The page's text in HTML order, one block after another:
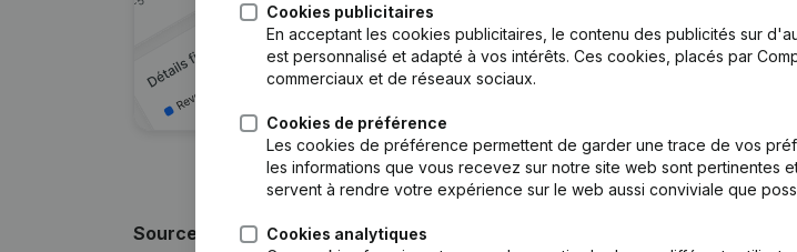
Essayer gratuitement
Sources
Cookies publicitaires
En acceptant les cookies publicitaires, le contenu des publicités sur
est personnalisé et adapté à vos intérêts. Ces cookies, placés par
commerciaux et de réseaux sociaux.
Cookies de préférence
Les cookies de préférence permettent de garder une trace de vos
les informations que vous recevez sur notre site web sont pertinentes
servent à rendre votre expérience sur le web aussi conviviale que
Cookies analytiques